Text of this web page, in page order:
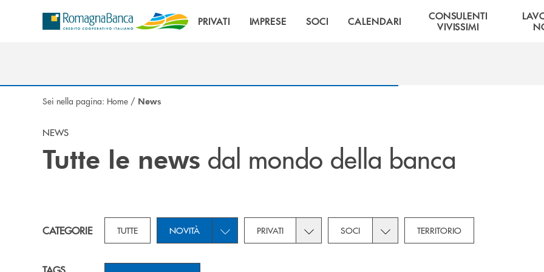
PRIVATI IMPRESE SOCI CALENDARI
CONSULENTI
VIVISSIMI
Sei nella pagina: Home / News
NEWS
Tutte le news dal mondo della banca
CATEGORIE TUTTE NOVITÀ Toggle subcategories dropdown for Novità
PRIVATI Toggle subcategories dropdown for Privati
SOCI Toggle subcategories dropdown for Soci
TERRITORIO